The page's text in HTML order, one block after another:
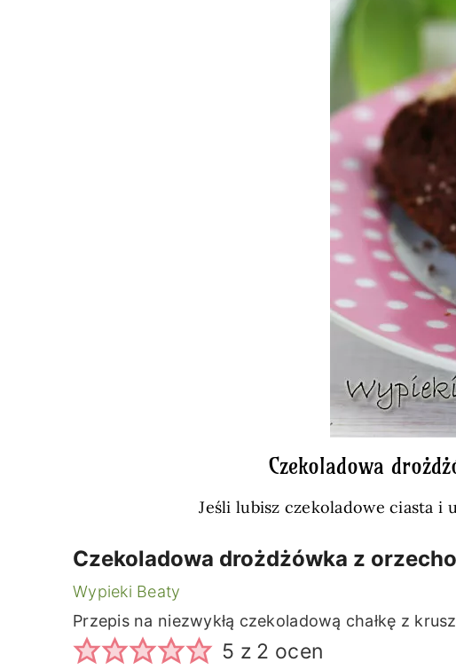
Czekoladowa
Jeśli lubisz czekoladowe ciasta i
Czekoladowa drożdżówka z
Wypieki Beaty
Przepis na niezwykłą czekoladową chałkę z
5 z 2 ocen